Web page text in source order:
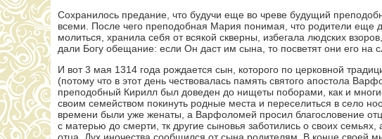
Сохранилось предание, что будучи еще во чреве будущий
всеми. После чего преподобная Мария понимая, что родители еще
молиться, хранила себя от всякой скверны, избегала людских
дали Богу обещание: если Он даст им сына, то посветят они его на
И вот 3 мая 1314 года рождается сын, которого по церковной
(потому что в этот день чествовалась память святого апостола
преподобный Кирилл был доведен до нищеты поборами, как и
своим семейством покинуть родные места и переселиться в село
времени были уже женаты, а Варфоломей просил благословение
с матерью до смерти, тк другие сыновья заботились о своих